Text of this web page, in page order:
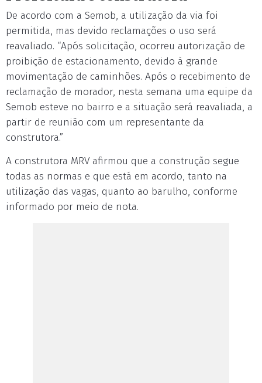
De acordo com a Semob, a utilização da via foi
permitida, mas devido reclamações o uso será
reavaliado. “Após solicitação, ocorreu autorização de
proibição de estacionamento, devido à grande
movimentação de caminhões. Após o recebimento de
reclamação de morador, nesta semana uma equipe da
Semob esteve no bairro e a situação será reavaliada, a
partir de reunião com um representante da
construtora.”
A construtora MRV afirmou que a construção segue
todas as normas e que está em acordo, tanto na
utilização das vagas, quanto ao barulho, conforme
informado por meio de nota.